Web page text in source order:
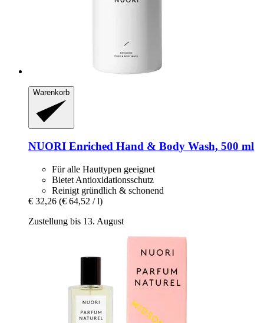
Warenkorb
NUORI Enriched Hand & Body Wash, 500 ml
Für alle Hauttypen geeignet
Bietet Antioxidationsschutz
Reinigt gründlich & schonend
€ 32,26 (€ 64,52 / l)
Zustellung bis 13. August